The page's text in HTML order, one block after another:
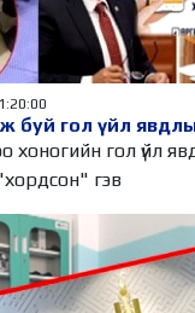
буй гол үйл
хоногийн гол үйл
"хордсон" гэв